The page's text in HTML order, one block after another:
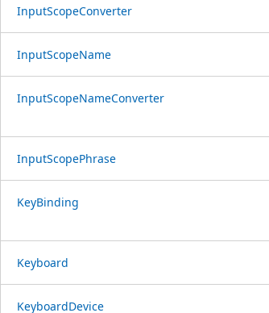
InputScopeConverter
InputScopeName
InputScopeNameConverter
InputScopePhrase
KeyBinding
Keyboard
KeyboardDevice